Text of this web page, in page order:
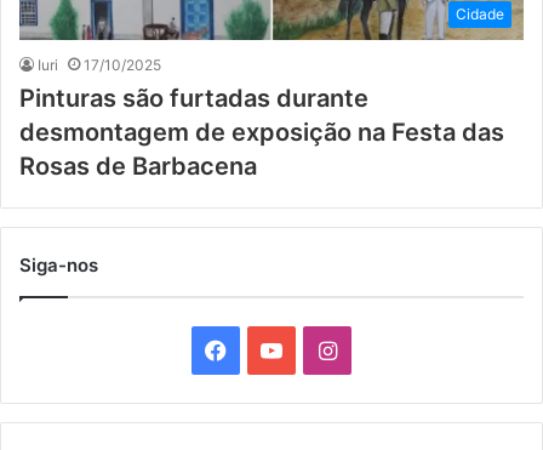
Cidade
Iuri 17/10/2025
Pinturas são furtadas durante
desmontagem de exposição na Festa das
Rosas de Barbacena
Siga-nos
a
o
I
n